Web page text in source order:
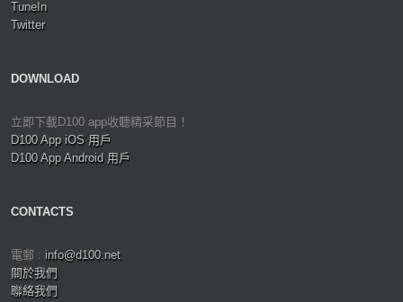
TuneIn
Twitter
DOWNLOAD
立即下載D100 app收聽精采節目！
D100 App iOS 用戶
D100 App Android 用戶
CONTACTS
電郵 : info@d100.net
關於我們
聯絡我們